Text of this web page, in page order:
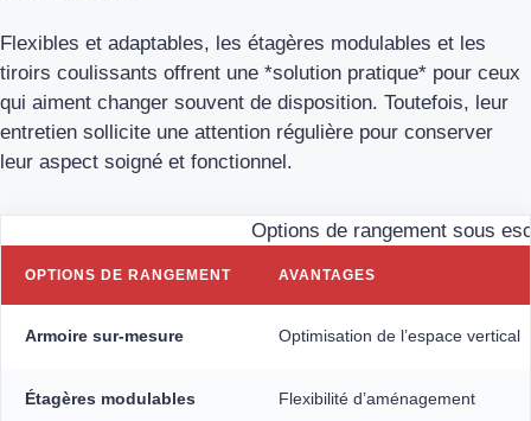
Flexibles et adaptables, les étagères modulables et les
tiroirs coulissants offrent une *solution pratique* pour ceux
qui aiment changer souvent de disposition. Toutefois, leur
entretien sollicite une attention régulière pour conserver
leur aspect soigné et fonctionnel.
Options de rangement sous
OPTIONS DE RANGEMENT AVANTAGES
Armoire sur-mesure Optimisation de l’espace vertical
Étagères modulables Flexibilité d’aménagement